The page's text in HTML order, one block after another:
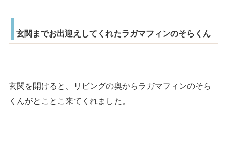
玄関までお出迎えしてくれたラガマフィンのそらくん
玄関を開けると、リビングの奥からラガマフィンのそら
くんがとことこ来てくれました。